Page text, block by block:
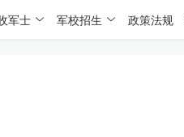
军士 军校招生 政策法规